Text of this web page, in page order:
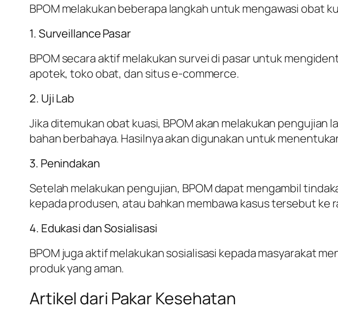
BPOM melakukan beberapa langkah untuk mengawasi obat
1. Surveillance Pasar
BPOM secara aktif melakukan survei di pasar untuk
apotek, toko obat, dan situs e-commerce.
2. Uji Lab
Jika ditemukan obat kuasi, BPOM akan melakukan
bahan berbahaya. Hasilnya akan digunakan untuk
3. Penindakan
Setelah melakukan pengujian, BPOM dapat mengambil
kepada produsen, atau bahkan membawa kasus tersebut ke
4. Edukasi dan Sosialisasi
BPOM juga aktif melakukan sosialisasi kepada masyarakat
produk yang aman.
Artikel dari Pakar Kesehatan